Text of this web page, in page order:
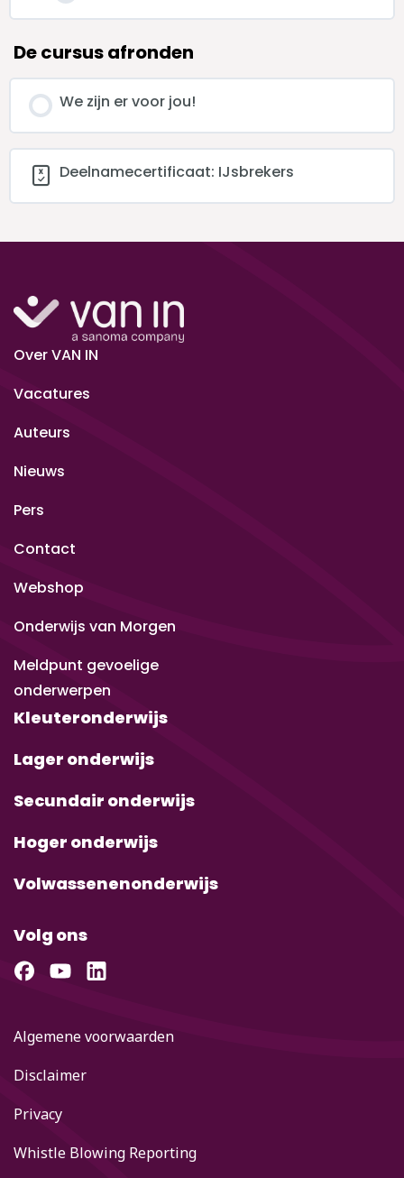
De cursus afronden
We zijn er voor jou!
Deelnamecertificaat: IJsbrekers
Over VAN IN
Vacatures
Auteurs
Nieuws
Pers
Contact
Webshop
Onderwijs van Morgen
Meldpunt gevoelige
onderwerpen
Kleuteronderwijs
Lager onderwijs
Secundair onderwijs
Hoger onderwijs
Volwassenenonderwijs
Volg ons
Algemene voorwaarden
Disclaimer
Privacy
Whistle Blowing Reporting